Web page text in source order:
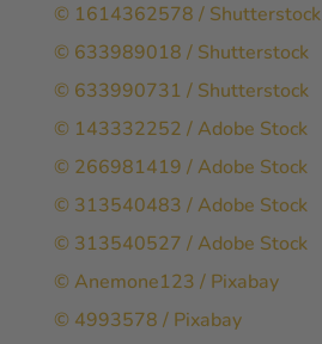
© 1614362578 / Shutterstock
© 633989018 / Shutterstock
© 633990731 / Shutterstock
© 143332252 / Adobe Stock
© 266981419 / Adobe Stock
© 313540483 / Adobe Stock
© 313540527 / Adobe Stock
© Anemone123 / Pixabay
© 4993578 / Pixabay